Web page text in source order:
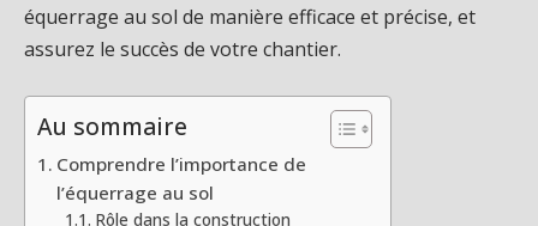
équerrage au sol de manière efficace et précise, et
assurez le succès de votre chantier.
Au sommaire
Comprendre l’importance de
l’équerrage au sol
Rôle dans la construction